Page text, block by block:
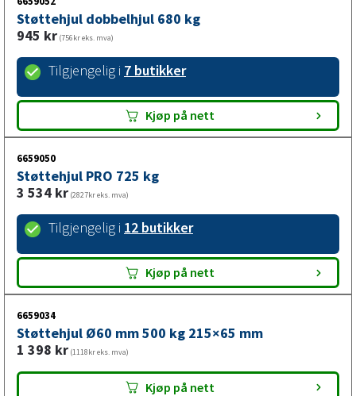
Støttehjul dobbelhjul 680 kg
945 kr (756kr eks. mva)
Tilgjengelig i 7 butikker
Kjøp på nett
6659050
Støttehjul PRO 725 kg
3 534 kr (2827kr eks. mva)
Tilgjengelig i 12 butikker
Kjøp på nett
6659034
Støttehjul Ø60 mm 500 kg 215×65 mm
1 398 kr (1118kr eks. mva)
Kjøp på nett